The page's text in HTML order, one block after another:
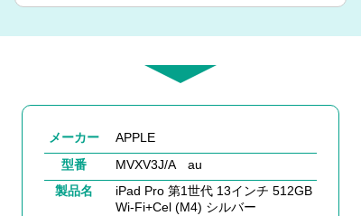
メーカー
APPLE
型番
MVXV3J/A au
製品名
iPad Pro 第1世代 13インチ 512GB
Wi-Fi+Cel (M4) シルバー